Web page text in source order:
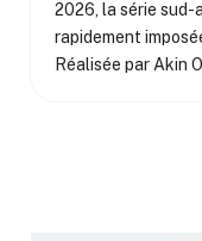
2026, la série sud-
rapidement
Réalisée par Akin